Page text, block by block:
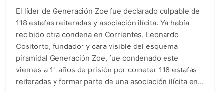
El líder de Generación Zoe fue declarado culpable de
118 estafas reiteradas y asociación ilícita. Ya había
recibido otra condena en Corrientes. Leonardo
Cositorto, fundador y cara visible del esquema
piramidal Generación Zoe, fue condenado este
viernes a 11 años de prisión por cometer 118 estafas
reiteradas y formar parte de una asociación ilícita en…